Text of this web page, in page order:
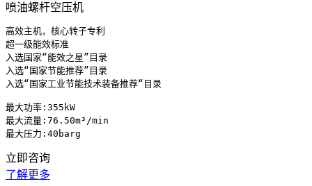
喷油螺杆空压机
高效主机，核心转子专利
超一级能效标准
入选国家“能效之星”目录
入选“国家节能推荐”目录
入选“国家工业节能技术装备推荐“目录
最大功率:355kW
最大流量:76.50m³/min
最大压力:40barg
立即咨询
了解更多